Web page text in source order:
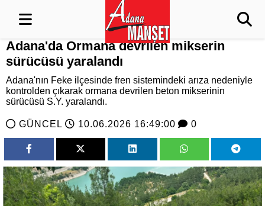
Adana'da Ormana devrilen mikserin
sürücüsü yaralandı
Adana'nın Feke ilçesinde fren sistemindeki arıza nedeniyle
kontrolden çıkarak ormana devrilen beton mikserinin
sürücüsü S.Y. yaralandı.
GÜNCEL 10.06.2026 16:49:00 0